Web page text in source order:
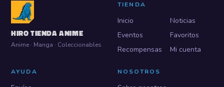
HIRO TIENDA ANIME
Anime · Manga · Coleccionables
TIENDA
Inicio
Noticias
Eventos
Favoritos
Recompensas
Mi cuenta
AYUDA NOSOTROS